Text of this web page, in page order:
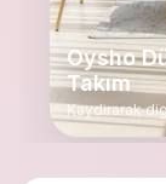
Oysho
Takım
Kaydirarak